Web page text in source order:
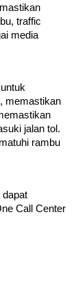
traffic
media
memastikan
jalan tol.
rambu
dapat
Call Center